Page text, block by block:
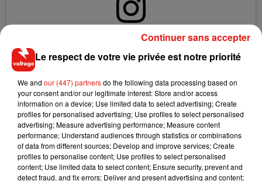
Voir cette publication sur Instagram
I went to an award show in my underwear last night
@bymenagerie
Une publication partagée parSam Smith(@samsmith) le
Le respect de votre vie privée est notre priorité
We and our (447) partnersdo the following data processing based on
your consent and/or our legitimate interest: Store and/or access
information on a device; Use limited data to select advertising; Create
profiles for personalised advertising; Use profiles to select personalised
advertising; Measure advertising performance; Measure content
performance; Understand audiences through statistics or combinations
of data from different sources; Develop and improve services; Create
profiles to personalise content; Use profiles to select personalised
content; Use limited data to select content; Ensure security, prevent and
detect fraud, and fix errors; Deliver and present advertising and content;
Continuer sans accepter